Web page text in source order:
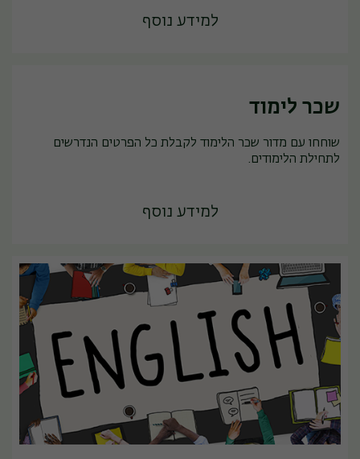
למידע נוסף
שכר לימוד
שוחחו עם מדור שכר הלימוד לקבלת כל הפרטים הנדרשים
לתחילת הלימודים.
למידע נוסף